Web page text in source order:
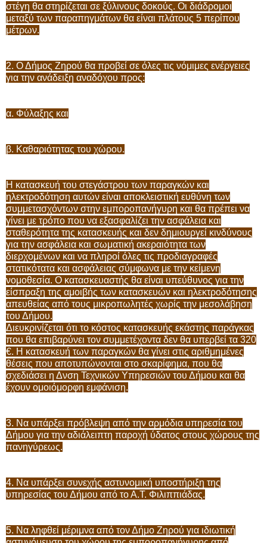
στέγη θα στηρίζεται σε ξύλινους δοκούς. Οι διάδρομοι
μεταξύ των παραπηγμάτων θα είναι πλάτους 5 περίπου
μέτρων.
2. Ο Δήμος Ζηρού θα προβεί σε όλες τις νόμιμες ενέργειες
για την ανάδειξη αναδόχου προς:
α. Φύλαξης και
β. Καθαριότητας του χώρου.
Η κατασκευή του στεγάστρου των παραγκών και
ηλεκτροδότηση αυτών είναι αποκλειστική ευθύνη των
συμμετασχόντων στην εμποροπανήγυρη και θα πρέπει να
γίνει με τρόπο που να εξασφαλίζει την ασφάλεια και
σταθερότητα της κατασκευής και δεν δημιουργεί κινδύνους
για την ασφάλεια και σωματική ακεραιότητα των
διερχομένων και να πληροί όλες τις προδιαγραφές
στατικότατα και ασφάλειας σύμφωνα με την κείμενη
νομοθεσία. Ο κατασκευαστής θα είναι υπεύθυνος για την
είσπραξη της αμοιβής των κατασκευών και ηλεκτροδότησης
απευθείας από τους μικροπωλητές χωρίς την μεσολάβηση
του Δήμου.
Διευκρινίζεται ότι το κόστος κατασκευής εκάστης παράγκας
που θα επιβαρύνει τον συμμετέχοντα δεν θα υπερβεί τα 320
€. Η κατασκευή των παραγκών θα γίνει στις αριθμημένες
θέσεις που αποτυπώνονται στο σκαρίφημα, που θα
σχεδιάσει η Δνση Τεχνικών Υπηρεσιών του Δήμου και θα
έχουν ομοιόμορφη εμφάνιση.
3. Να υπάρξει πρόβλεψη από την αρμόδια υπηρεσία του
Δήμου για την αδιάλειπτη παροχή ύδατος στους χώρους της
πανηγύρεως.
4. Να υπάρξει συνεχής αστυνομική υποστήριξη της
υπηρεσίας του Δήμου από το Α.Τ. Φιλιππιάδας.
5. Να ληφθεί μέριμνα από τον Δήμο Ζηρού για ιδιωτική